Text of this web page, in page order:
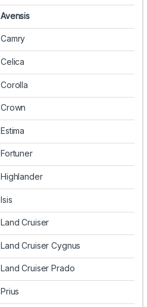
Avensis
Camry
Celica
Corolla
Crown
Estima
Fortuner
Highlander
Isis
Land Cruiser
Land Cruiser Cygnus
Land Cruiser Prado
Prius